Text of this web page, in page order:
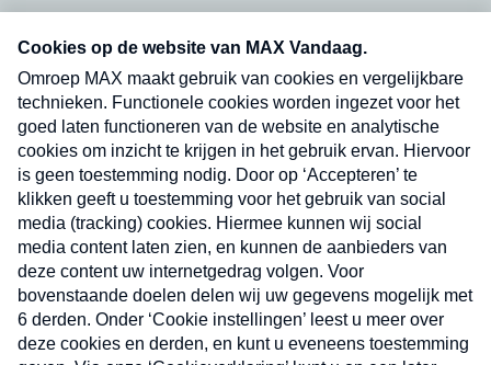
nieuwsbrief. Elke vrijdag- en dinsdagochtend in
uw mailbox.
Verzend
Nieuwsbrief